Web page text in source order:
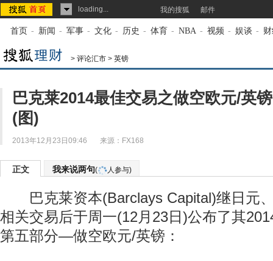
loading... 我的搜狐 邮件
首页 - 新闻 - 军事 - 文化 - 历史 - 体育 - NBA - 视频 - 娱谈 -
> 评论汇市 > 英镑
巴克莱2014最佳交易之做空欧元/英镑
(图)
2013年12月23日09:46 来源： FX168
正文 我来说两句( 人参与)
巴克莱资本(Barclays Capital)继日元
相关交易后于周一(12月23日)公布了其
第五部分—做空欧元/英镑：